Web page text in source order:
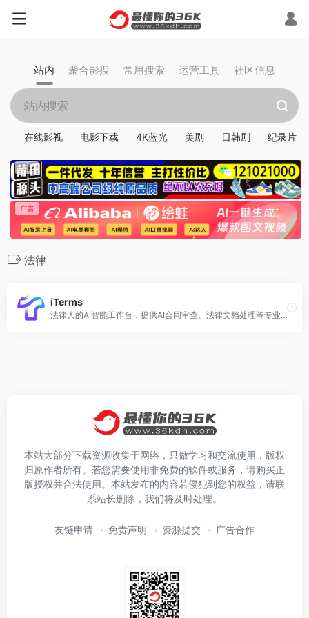
站内 聚合影搜 常用搜索 运营工具 社区信息
在线影视 电影下载 4K蓝光 美剧 日韩剧 纪录片
法律
iTerms
法律人的AI智能工作台，提供AI合同审查、法律文档处理等专业服务
本站大部分下载资源收集于网络，只做学习和交流使用，版权
归原作者所有。若您需要使用非免费的软件或服务，请购买正
版授权并合法使用。本站发布的内容若侵犯到您的权益，请联
系站长删除，我们将及时处理。
友链申请 免责声明 资源提交 广告合作